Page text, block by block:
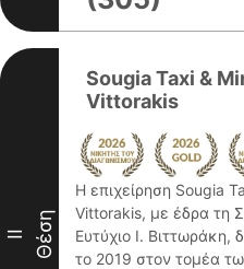
II Θέση
Sougia Taxi &
Vittorakis
Η επιχείρηση Sougia
Vittorakis, με έδρα τη
Ευτύχιο Ι. Βιττωράκη,
το 2019 στον τομέα